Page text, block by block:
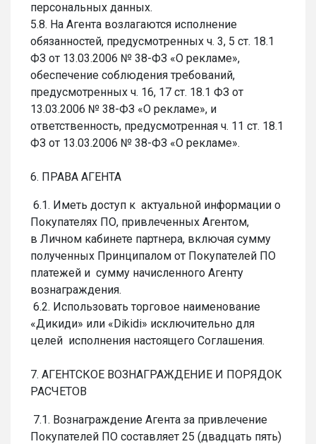
персональных данных.
5.8. На Агента возлагаются исполнение
обязанностей, предусмотренных ч. 3, 5 ст. 18.1
ФЗ от 13.03.2006 № 38-ФЗ «О рекламе»,
обеспечение соблюдения требований,
предусмотренных ч. 16, 17 ст. 18.1 ФЗ от
13.03.2006 № 38-ФЗ «О рекламе», и
ответственность, предусмотренная ч. 11 ст. 18.1
ФЗ от 13.03.2006 № 38-ФЗ «О рекламе».
6. ПРАВА АГЕНТА
6.1. Иметь доступ к актуальной информации о
Покупателях ПО, привлеченных Агентом,
в Личном кабинете партнера, включая сумму
полученных Принципалом от Покупателей ПО
платежей и сумму начисленного Агенту
вознаграждения.
6.2. Использовать торговое наименование
«Дикиди» или «Dikidi» исключительно для
целей исполнения настоящего Соглашения.
7. АГЕНТСКОЕ ВОЗНАГРАЖДЕНИЕ И ПОРЯДОК
РАСЧЕТОВ
7.1. Вознаграждение Агента за привлечение
Покупателей ПО составляет 25 (двадцать пять)